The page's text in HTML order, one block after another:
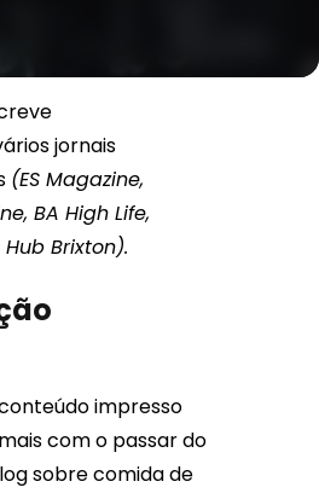
jornais
(ES Magazine,
BA High Life,
Brixton).
impresso
com o passar do
sobre comida de